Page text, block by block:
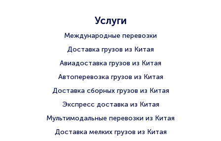
Услуги
Международные перевозки
Доставка грузов из Китая
Авиадоставка грузов из Китая
Автоперевозка грузов из Китая
Доставка сборных грузов из Китая
Экспресс доставка из Китая
Мультимодальные перевозки из Китая
Доставка мелких грузов из Китая